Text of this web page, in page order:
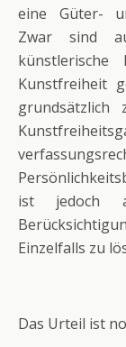
eine Güter-
Zwar sind
Kunstfreiheit
grundsätzlich
ist jedoch
Einzelfalls zu
Das Urteil ist